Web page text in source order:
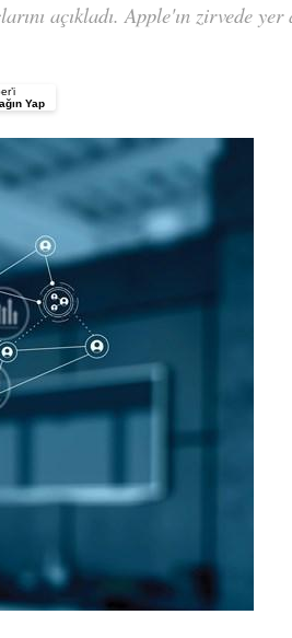
açıkladı. Apple'ın zirvede yer
Yap